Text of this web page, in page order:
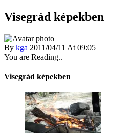
Visegrád képekben
By kga 2011/04/11 At 09:05
You are Reading..
Visegrád képekben